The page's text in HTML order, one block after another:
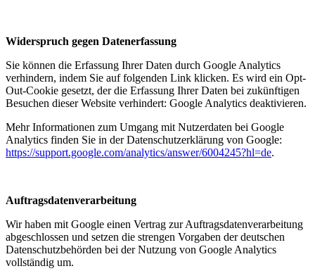
Widerspruch gegen Datenerfassung
Sie können die Erfassung Ihrer Daten durch Google Analytics
verhindern, indem Sie auf folgenden Link klicken. Es wird ein Opt-
Out-Cookie gesetzt, der die Erfassung Ihrer Daten bei zukünftigen
Besuchen dieser Website verhindert: Google Analytics deaktivieren.
Mehr Informationen zum Umgang mit Nutzerdaten bei Google
Analytics finden Sie in der Datenschutzerklärung von Google:
https://support.google.com/analytics/answer/6004245?hl=de.
Auftragsdatenverarbeitung
Wir haben mit Google einen Vertrag zur Auftragsdatenverarbeitung
abgeschlossen und setzen die strengen Vorgaben der deutschen
Datenschutzbehörden bei der Nutzung von Google Analytics
vollständig um.